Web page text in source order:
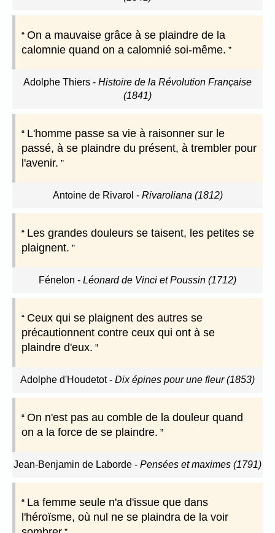
On a mauvaise grâce à se plaindre de la
calomnie quand on a calomnié soi-même.
Adolphe Thiers - Histoire de la Révolution Française
(1841)
L'homme passe sa vie à raisonner sur le
passé, à se plaindre du présent, à trembler pour
l'avenir.
Antoine de Rivarol - Rivaroliana (1812)
Les grandes douleurs se taisent, les petites se
plaignent.
Fénelon - Léonard de Vinci et Poussin (1712)
Ceux qui se plaignent des autres se
précautionnent contre ceux qui ont à se
plaindre d'eux.
Adolphe d'Houdetot- Dix épines pour une fleur (1853)
On n'est pas au comble de la douleur quand
on a la force de se plaindre.
Jean-Benjamin de Laborde - Pensées et maximes (1791)
La femme seule n'a d'issue que dans
l'héroïsme, où nul ne se plaindra de la voir